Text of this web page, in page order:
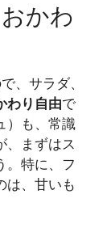
かわ
、サラダ、
わり自由で
）も、常識
、まずはス
。特に、フ
は、甘いも